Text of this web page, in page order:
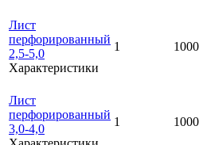
Лист
перфорированный
2,5-5,0
Характеристики
1 1000
Лист
перфорированный
3,0-4,0
1 1000